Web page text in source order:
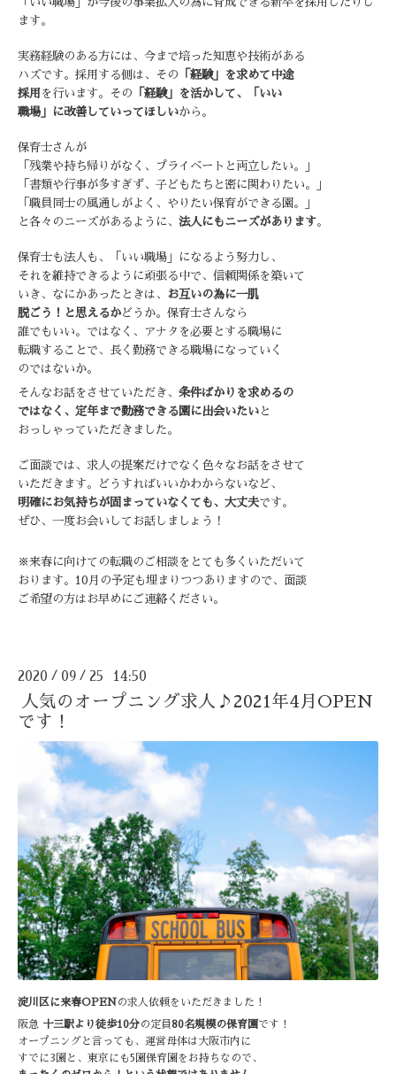
「いい職場」が今後の事業拡大の為に育成できる新卒を採用したりし
ます。
実務経験のある方には、今まで培った知恵や技術がある
ハズです。 採用する側は、その 「経験」を求めて中途
採用 を行います。 その 「経験」を活かして、「いい
職場」に改善していってほしいから。
保育士さんが
「残業や持ち帰りがなく、プライベートと両立したい。」
「書類や行事が多すぎず、子どもたちと密に関わりたい。」
「職員同士の風通しがよく、やりたい保育ができる園。」
と各々のニーズがあるように、 法人にもニーズがあります。
保育士も法人も、「いい職場」になるよう 努力し、
それを維持できるように頑張る中で、信頼関係を築いて
い き、 なにかあったときは、 お互いの為に一肌
脱ごう！
と思えるかどうか。 保育士さんなら
誰でもいい。ではなく、アナタを必要とする職場に
転職することで、長く勤務できる職場になっていく
のではないか。
そんなお話をさせていただき、 条件ばかりを求めるの
ではなく、 定年まで勤務できる園に出会いたい と
おっしゃっていただきました。
ご面談では、求人の提案だけでなく色々なお話をさせて
いただきます。
どうすればいいかわからないなど、
明確にお気持ちが固まっていなくても、大丈夫です。
ぜひ、一度お会いしてお話しましょう！
※来春に向けての転職のご相談をとても多くいただいて
おります。 10月の予定も埋まりつつありますので、面談
ご希望の方はお早めにご連絡ください。
2020 / 09 / 25 14:50
人気のオープニング求人♪2021年4月OPEN
です！
淀川区に来春OPEN の求人依頼をいただきました！
阪急 十三駅より徒歩10分の定員80名規模の保育園 です！
オープニングと言っても、運営母体は大阪市内に
すでに3園と、東京にも5園保育園をお持ちなので、